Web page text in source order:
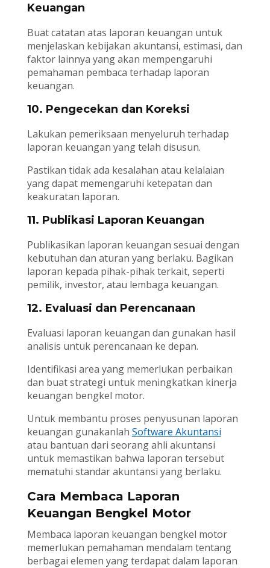
Keuangan
Buat catatan atas laporan keuangan untuk
menjelaskan kebijakan akuntansi, estimasi, dan
faktor lainnya yang akan mempengaruhi
pemahaman pembaca terhadap laporan
keuangan.
10. Pengecekan dan Koreksi
Lakukan pemeriksaan menyeluruh terhadap
laporan keuangan yang telah disusun.
Pastikan tidak ada kesalahan atau kelalaian
yang dapat memengaruhi ketepatan dan
keakuratan laporan.
11. Publikasi Laporan Keuangan
Publikasikan laporan keuangan sesuai dengan
kebutuhan dan aturan yang berlaku. Bagikan
laporan kepada pihak-pihak terkait, seperti
pemilik, investor, atau lembaga keuangan.
12. Evaluasi dan Perencanaan
Evaluasi laporan keuangan dan gunakan hasil
analisis untuk perencanaan ke depan.
Identifikasi area yang memerlukan perbaikan
dan buat strategi untuk meningkatkan kinerja
keuangan bengkel motor.
Untuk membantu proses penyusunan laporan
keuangan gunakanlah Software Akuntansi
atau bantuan dari seorang ahli akuntansi
untuk memastikan bahwa laporan tersebut
mematuhi standar akuntansi yang berlaku.
Cara Membaca Laporan
Keuangan Bengkel Motor
Membaca laporan keuangan bengkel motor
memerlukan pemahaman mendalam tentang
berbagai elemen yang terdapat dalam laporan